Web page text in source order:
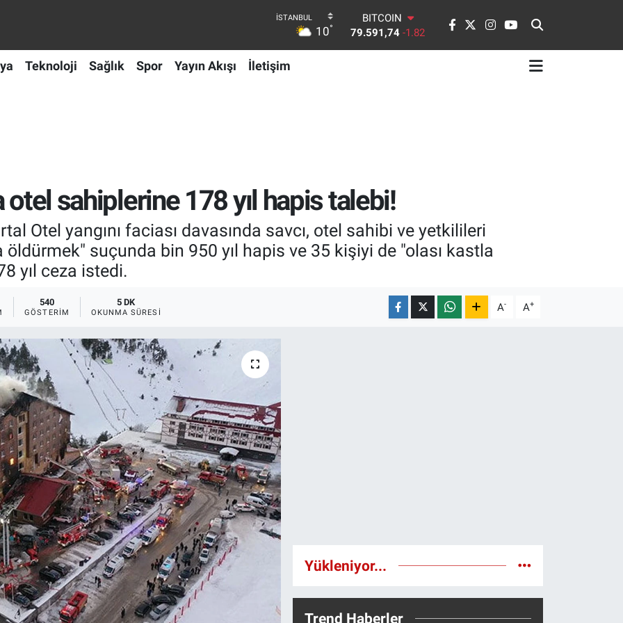
10°
DOLAR
45,43620 0.02
EURO
Teknoloji Sağlık Spor Yayın Akışı İletişim
otel sahiplerine 178 yıl hapis talebi!
Otel yangını faciası davasında savcı, otel sahibi ve yetkilileri
öldürmek" suçunda bin 950 yıl hapis ve 35 kişiyi de "olası kastla
yıl ceza istedi.
540
GÖSTERIM
5 DK
OKUNMA SÜRESI A- A+
Yükleniyor...
Trend Haberler